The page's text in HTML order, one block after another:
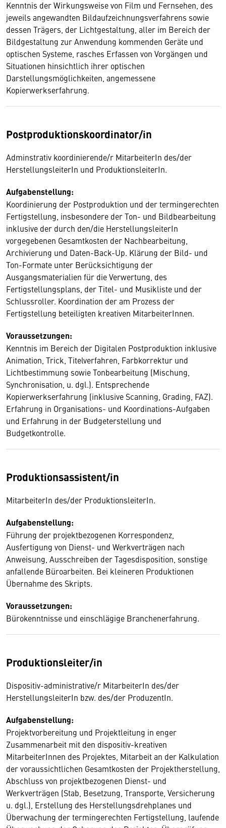
Kenntnis der Wirkungsweise von Film und Fernsehen, des
jeweils angewandten Bildaufzeichnungsverfahrens sowie
dessen Trägers, der Lichtgestaltung, aller im Bereich der
Bildgestaltung zur Anwendung kommenden Geräte und
optischen Systeme, rasches Erfassen von Vorgängen und
Situationen hinsichtlich ihrer optischen
Darstellungsmöglichkeiten, angemessene
Kopierwerkserfahrung.
Postproduktionskoordinator/in
Adminstrativ koordinierende/r MitarbeiterIn des/der
HerstellungsleiterIn und ProduktionsleiterIn.
Aufgabenstellung:
Koordinierung der Postproduktion und der termingerechten
Fertigstellung, insbesondere der Ton- und Bildbearbeitung
inklusive der durch den/die HerstellungsleiterIn
vorgegebenen Gesamtkosten der Nachbearbeitung,
Archivierung und Daten-Back-Up. Klärung der Bild- und
Ton-Formate unter Berücksichtigung der
Ausgangsmaterialien für die Verwertung, des
Fertigstellungsplans, der Titel- und Musikliste und der
Schlussroller. Koordination der am Prozess der
Fertigstellung beteiligten kreativen MitarbeiterInnen.
Voraussetzungen:
Kenntnis im Bereich der Digitalen Postproduktion inklusive
Animation, Trick, Titelverfahren, Farbkorrektur und
Lichtbestimmung sowie Tonbearbeitung (Mischung,
Synchronisation, u. dgl.). Entsprechende
Kopierwerkserfahrung (inklusive Scanning, Grading, FAZ).
Erfahrung in Organisations- und Koordinations-Aufgaben
und Erfahrung in der Budgeterstellung und
Budgetkontrolle.
Produktionsassistent/in
MitarbeiterIn des/der ProduktionsleiterIn.
Aufgabenstellung:
Führung der projektbezogenen Korrespondenz,
Ausfertigung von Dienst- und Werkverträgen nach
Anweisung, Ausschreiben der Tagesdisposition, sonstige
anfallende Büroarbeiten. Bei kleineren Produktionen
Übernahme des Skripts.
Voraussetzungen:
Bürokenntnisse und einschlägige Branchenerfahrung.
Produktionsleiter/in
Dispositiv-administrative/r MitarbeiterIn des/der
HerstellungsleiterIn bzw. des/der ProduzentIn.
Aufgabenstellung:
Projektvorbereitung und Projektleitung in enger
Zusammenarbeit mit den dispositiv-kreativen
MitarbeiterInnen des Projektes, Mitarbeit an der Kalkulation
der voraussichtlichen Gesamtkosten der Projektherstellung,
Abschluss von projektbezogenen Dienst- und
Werkverträgen (Stab, Besetzung, Transporte, Versicherung
u. dgl.), Erstellung des Herstellungsdrehplanes und
Überwachung der termingerechten Fertigstellung, laufende